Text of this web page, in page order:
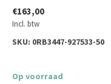
€163,00
Incl. btw
SKU: 0RB3447-927533-50
Op voorraad